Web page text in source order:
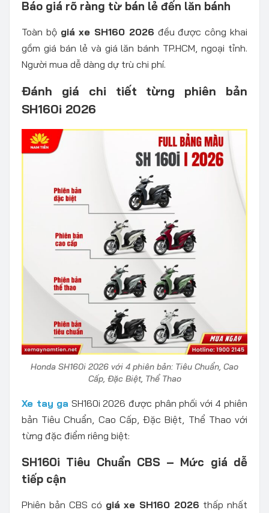
Báo giá rõ ràng từ bán lẻ đến lăn bánh
Toàn bộ giá xe SH160 2026 đều được công khai
gồm giá bán lẻ và giá lăn bánh TP.HCM, ngoại tỉnh.
Người mua dễ dàng dự trù chi phí.
Đánh giá chi tiết từng phiên bản
SH160i 2026
Honda SH160i 2026 với 4 phiên bản: Tiêu Chuẩn, Cao
Cấp, Đặc Biệt, Thể Thao
Xe tay ga SH160i 2026 được phân phối với 4 phiên
bản Tiêu Chuẩn, Cao Cấp, Đặc Biệt, Thể Thao với
từng đặc điểm riêng biệt:
SH160i Tiêu Chuẩn CBS – Mức giá dễ
tiếp cận
Phiên bản CBS có giá xe SH160 2026 thấp nhất